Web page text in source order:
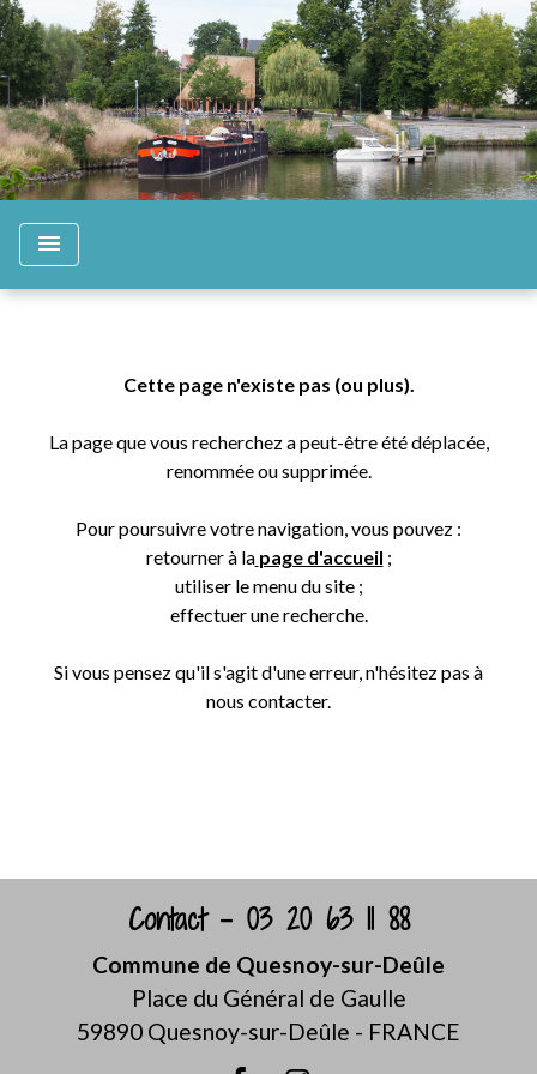
menu
Cette page n'existe pas (ou plus).
La page que vous recherchez a peut-être été déplacée,
renommée ou supprimée.
Pour poursuivre votre navigation, vous pouvez :
retourner à la page d'accueil ;
utiliser le menu du site ;
effectuer une recherche.
Si vous pensez qu'il s'agit d'une erreur, n'hésitez pas à
nous contacter.
Contact - 03 20 63 11 88
Commune de Quesnoy-sur-Deûle
Place du Général de Gaulle
59890 Quesnoy-sur-Deûle - FRANCE